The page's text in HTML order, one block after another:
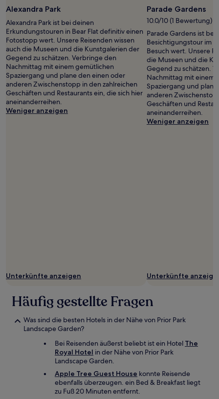
Foto
von
‎Pip
Cole
Alexandra Park
Alexandra Park ist bei deinen
Erkundungstouren in Bear Flat definitiv einen
Fotostopp wert. Unsere Reisenden wissen
auch die Museen und die Kunstgalerien der
Gegend zu schätzen. Verbringe den
Nachmittag mit einem gemütlichen
Spaziergang und plane den einen oder
anderen Zwischenstopp in den zahlreichen
Geschäften und Restaurants ein, die sich hier
aneinanderreihen.
Weniger anzeigen
Unterkünfte anzeigen
Parade Gardens
10.0/10 (1 Bewertung)
Parade Gardens ist bei
Besichtigungstour im
Besuch wert. Unsere
die Museen und die
Gegend zu schätzen.
Nachmittag mit einem
Spaziergang und
anderen
Geschäften und
aneinanderreihen.
Weniger anzeigen
Unterkünfte
Häufig gestellte Fragen
Was sind die besten Hotels in der Nähe von Prior Park
Landscape Garden?
Bei Reisenden äußerst beliebt ist ein Hotel The
Royal Hotel in der Nähe von Prior Park
Landscape Garden.
Apple Tree Guest House konnte Reisende
ebenfalls überzeugen. ein Bed & Breakfast liegt
zu Fuß 20 Minuten entfernt.